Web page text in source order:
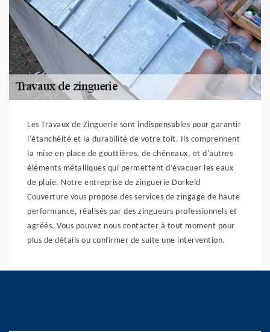
Les Travaux de Zinguerie sont indispensables pour garantir
l'étanchéité et la durabilité de votre toit. Ils comprennent
la mise en place de gouttières, de chéneaux, et d'autres
éléments métalliques qui permettent d’évacuer les eaux
de pluie. Notre entreprise de zinguerie Dorkeld
Couverture vous propose des services de zingage de haute
performance, réalisés par des zingueurs professionnels et
agréés. Vous pouvez nous contacter à tout moment pour
plus de détails ou confirmer de suite une intervention.